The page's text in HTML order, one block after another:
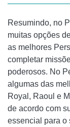
Resumindo, no
muitas opções
as melhores
completar
poderosos. No
algumas das
Royal, Raoul e
de acordo com
essencial para o